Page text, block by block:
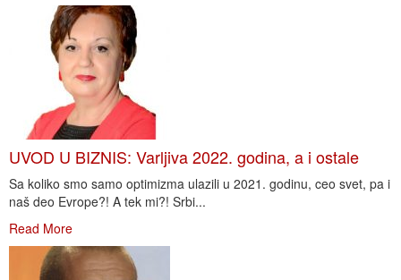
UVOD U BIZNIS: Varljiva 2022. godina, a i ostale
Sa koliko smo samo optimizma ulazili u 2021. godinu, ceo svet, pa i
naš deo Evrope?! A tek mi?! Srbi...
Read More